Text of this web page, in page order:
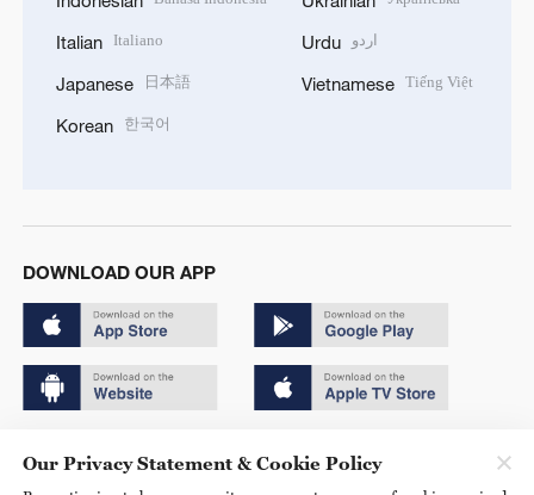
Italian Italiano
Japanese 日本語
Korean 한국어
Urdu اردو
Vietnamese Tiếng Việt
DOWNLOAD OUR APP
京ICP备20000184号
Our Privacy Statement & Cookie Policy